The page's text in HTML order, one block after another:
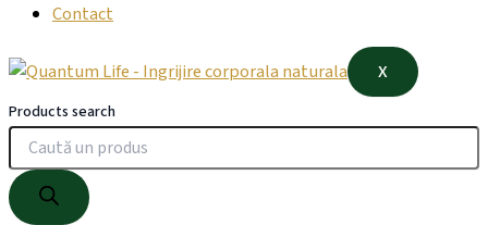
Contact
X
Products search